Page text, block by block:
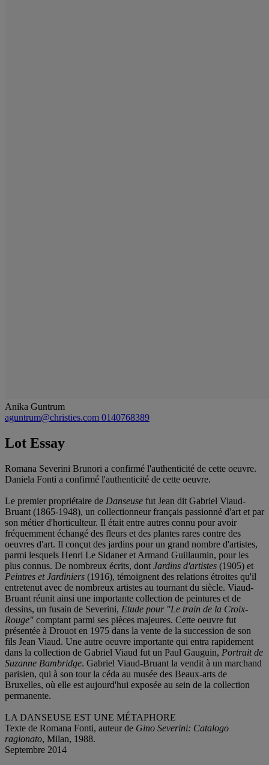
Anika Guntrum
aguntrum@christies.com 0140768389
Lot Essay
Romana Severini Brunori a confirmé l'authenticité de cette oeuvre.
Daniela Fonti a confirmé l'authenticité de cette oeuvre.
Le premier propriétaire de Danseuse fut Jean dit Gabriel Viaud-
Bruant (1865-1948), un collectionneur français passionné d'art et par
son métier d'horticulteur. Il était entre autres connu pour avoir
fréquemment échangé des fleurs et des plantes rares contre des
oeuvres d'art. Il conçut des jardins pour un grand nombre d'artistes,
parmi lesquels Henri Le Sidaner et Armand Guillaumin, pour les
plus connus. De nombreux écrits, dont Jardins d'artistes (1905) et
Peintres et Jardiniers (1916), témoignent des relations étroites qu'il
entretenut avec de nombreux artistes au tournant du siècle. Viaud-
Bruant réunit ainsi une importante collection de peintures et de
dessins, un fusain de Severini, Etude pour "Le train de la Croix-
Rouge" comptant parmi ses pièces majeures. Cette oeuvre fut
présentée à Drouot en 1975 dans la vente de la succession de son
fils Jean Viaud. Une autre oeuvre importante qui entra rapidement
dans la collection de Gabriel Viaud fut un Paul Gauguin, Portrait de
Suzanne Bambridge. Gabriel Viaud-Bruant la vendit à un marchand
parisien, qui à son tour la céda au musée des Beaux-arts de
Bruxelles, où elle est aujourd'hui exposée au sein de la collection
permanente.
LA DANSEUSE EST UNE MÉTAPHORE
Texte de Romana Fonti, auteur de Gino Severini: Catalogo
ragionato, Milan, 1988.
Septembre 2014